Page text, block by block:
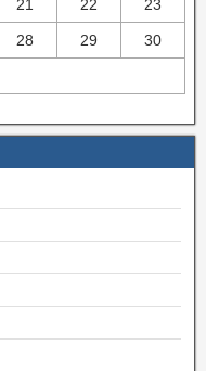
21 22 23
28 29 30